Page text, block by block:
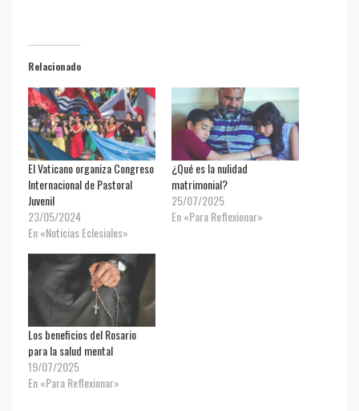
Relacionado
El Vaticano organiza Congreso
Internacional de Pastoral
Juvenil
23/05/2024
En «Noticias Eclesiales»
¿Qué es la nulidad
matrimonial?
25/07/2025
En «Para Reflexionar»
Los beneficios del Rosario
para la salud mental
19/07/2025
En «Para Reflexionar»